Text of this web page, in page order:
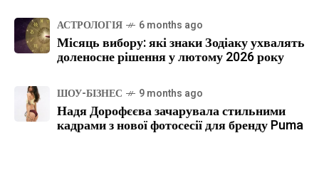
АСТРОЛОГІЯ 6 months ago
Місяць вибору: які знаки Зодіаку ухвалять
доленосне рішення у лютому 2026 року
ШОУ-БІЗНЕС 9 months ago
Надя Дорофєєва зачарувала стильними
кадрами з нової фотосесії для бренду Puma